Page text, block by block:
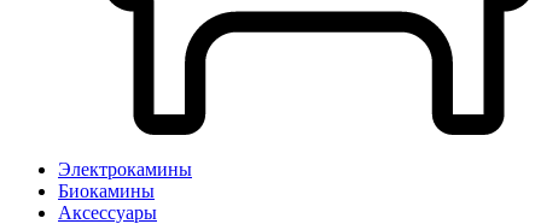
Электрокамины
Биокамины
Аксессуары